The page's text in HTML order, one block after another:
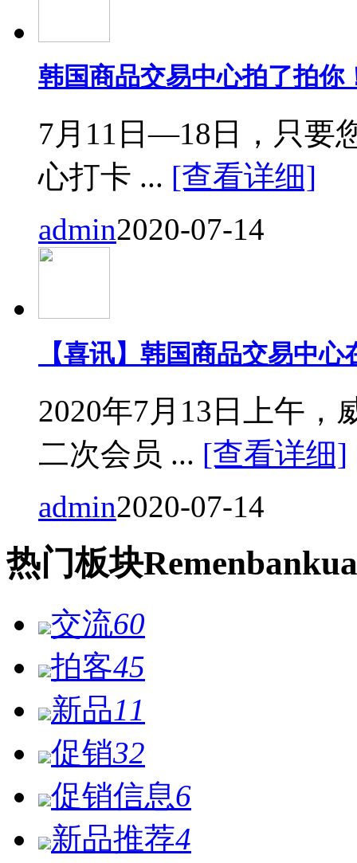
韩国商品交易中心拍了拍你
7月11日—18日，只要
心打卡 ... [查看详细]
admin2020-07-14
【喜讯】韩国商品交易中
2020年7月13日上午，
二次会员 ... [查看详细]
admin2020-07-14
热门板块Remen
交流60
拍客45
新品11
促销32
促销信息6
新品推荐4